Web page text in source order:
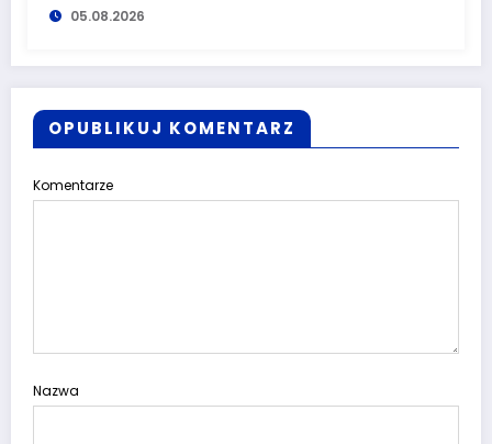
05.08.2026
OPUBLIKUJ KOMENTARZ
Komentarze
Nazwa